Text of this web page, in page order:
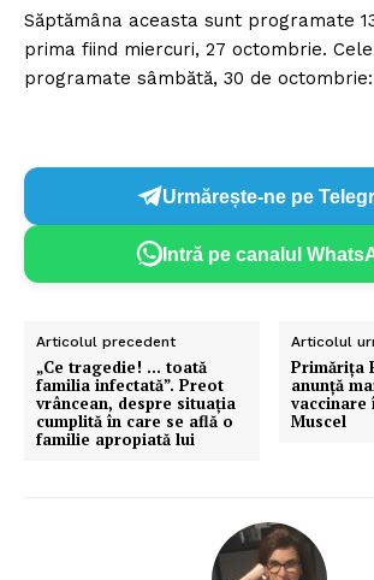
Săptămâna aceasta sunt programate
prima fiind miercuri, 27 octombrie.
programate sâmbătă, 30 de
Urmărește-ne pe
Intră pe canalul
Articolul precedent
„Ce tragedie! … toată
familia infectată”. Preot
vrâncean, despre situația
cumplită în care se află o
familie apropiată lui
Articolul
Primăriţa
anunță
vaccinare
Muscel